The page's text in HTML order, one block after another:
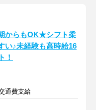
からもOK★シフト柔
い♪未経験も高時給16
！
通費支給